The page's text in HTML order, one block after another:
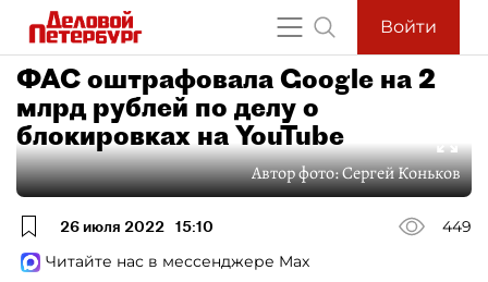
Войти
ФАС оштрафовала Google на 2
млрд рублей по делу о
блокировках на YouTube
Автор фото:Сергей Коньков
26 июля 2022 15:10
449
Читайте нас в мессенджере Max